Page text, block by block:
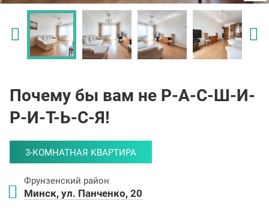
Почему бы вам не Р-А-С-Ш-И-
Р-И-Т-Ь-С-Я!
3-КОМНАТНАЯ КВАРТИРА
Фрунзенский район
Минск, ул. Панченко, 20